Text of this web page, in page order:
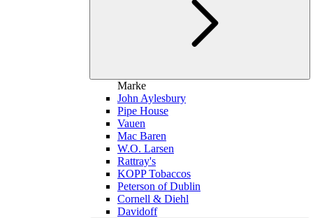
Marke
John Aylesbury
Pipe House
Vauen
Mac Baren
W.O. Larsen
Rattray's
KOPP Tobaccos
Peterson of Dublin
Cornell & Diehl
Davidoff